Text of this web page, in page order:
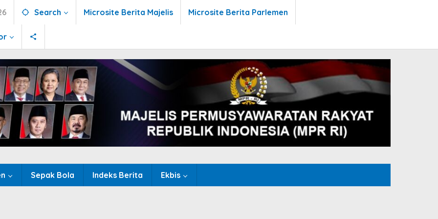
Search Microsite Berita Majelis Microsite Berita Parlemen
Sepak Bola Indeks Berita Ekbis